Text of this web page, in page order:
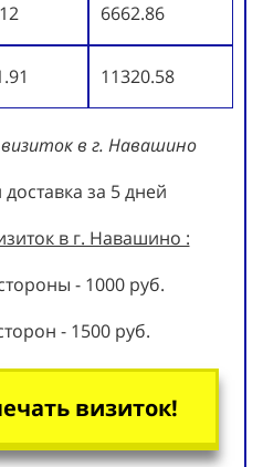
6662.86
11320.58
в г. Навашино
за 5 дней
в г. Навашино :
- 1000 руб.
- 1500 руб.
визиток!